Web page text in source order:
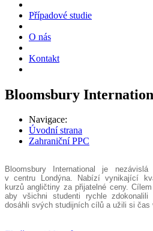
Případové studie
O nás
Kontakt
Bloomsbury
Navigace:
Úvodní strana
Zahraniční PPC
Bloomsbury International je
v centru Londýna. Nabízí vynikající
kurzů angličtiny za přijatelné ceny.
aby všichni studenti rychle zdokonalili
dosáhli svých studijních cílů a užili si čas